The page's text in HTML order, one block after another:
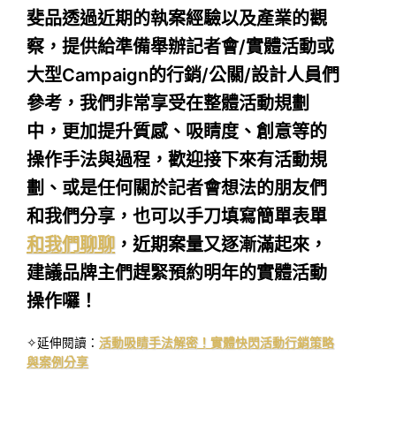
斐品透過近期的執案經驗以及產業的觀
察，提供給準備舉辦記者會/實體活動或
大型Campaign的行銷/公關/設計人員們
參考，我們非常享受在整體活動規劃
中，更加提升質感、吸睛度、創意等的
操作手法與過程，歡迎接下來有活動規
劃、或是任何關於記者會想法的朋友們
和我們分享，也可以手刀填寫簡單表單
和我們聊聊 ，近期案量又逐漸滿起來，
建議品牌主們趕緊預約明年的實體活動
操作囉！
✧延伸閱讀： 活動吸睛手法解密！實體快閃活動行銷策略
與案例分享